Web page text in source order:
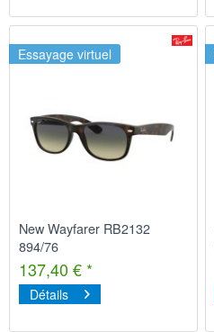
Essayage virtuel
New Wayfarer RB2132
894/76
137,40 € *
Détails